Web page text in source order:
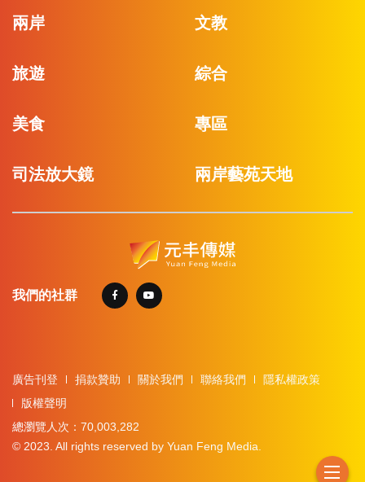
兩岸 文教
旅遊 綜合
美食 專區
司法放大鏡 兩岸藝苑天地
我們的社群
廣告刊登 捐款贊助 關於我們 聯絡我們
隱私權政策
版權聲明
總瀏覽人次：70,003,282
© 2023. All rights reserved by Yuan Feng Media.